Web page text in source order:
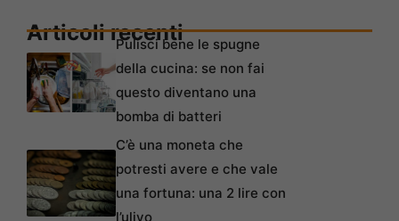
Articoli recentiPulisci bene le spugne
della cucina: se non fai
questo diventano una
bomba di batteri
C’è una moneta che
potresti avere e che vale
una fortuna: una 2 lire con
l’ulivo